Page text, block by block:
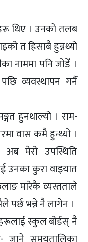
थिए । उनको तलब
त हिसाबै हुन्नथ्यो
नाममा पनि जोडेँ ।
व्यवस्थापन गर्नै
हुनथाल्यो । राम-
वास कमै हुन्थ्यो ।
मेरो उपस्थिति
उनका कुरा वाइयात
मारेकै व्यस्तताले
पर्छ भन्ने नै लागेन ।
स्कुल बोर्डस् नै